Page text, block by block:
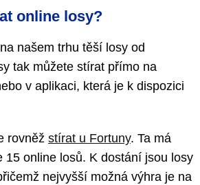
online losy?
našem trhu těší losy od
tak můžete stírat přímo na
v aplikaci, která je k dispozici
rovněž stírat u Fortuny. Ta má
15 online losů. K dostání jsou losy
nejvyšší možná výhra je na